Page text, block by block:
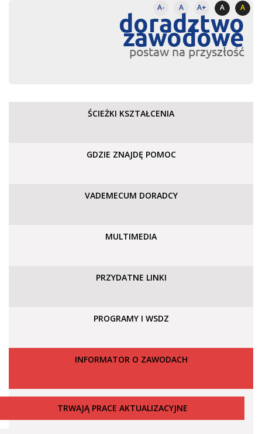
A- A A+ A A
doradztwo
zawodowe
postaw na przyszłość
ŚCIEŻKI KSZTAŁCENIA
GDZIE ZNAJDĘ POMOC
VADEMECUM DORADCY
MULTIMEDIA
PRZYDATNE LINKI
PROGRAMY I WSDZ
INFORMATOR O ZAWODACH
TRWAJĄ PRACE AKTUALIZACYJNE